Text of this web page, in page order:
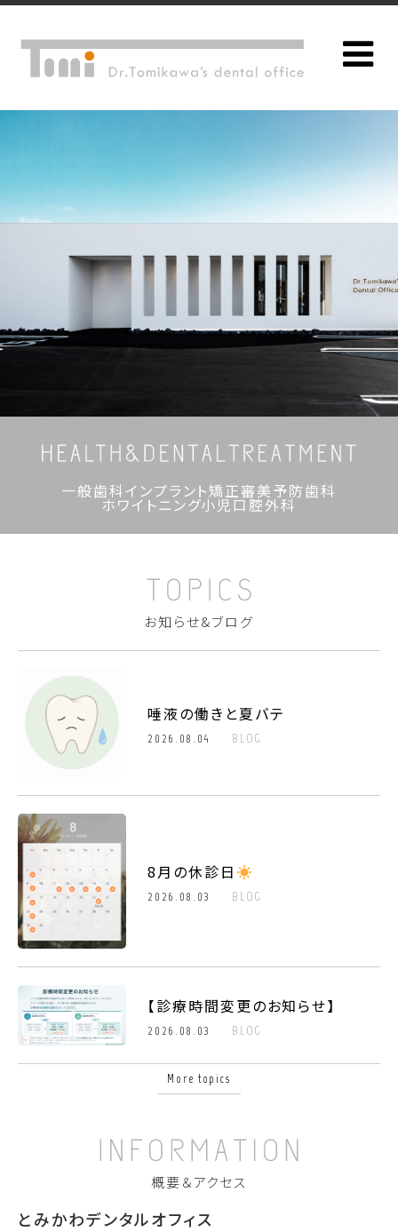
一般歯科インプラント矯正審美予防歯科
ホワイトニング小児口腔外科
お知らせ&ブログ
2026.08.04 BLOG
唾液の働きと夏バテ
2026.08.03 BLOG
8月の休診日
2026.08.03 BLOG
【診療時間変更のお知らせ】
More topics
概要＆アクセス
とみかわデンタルオフィス